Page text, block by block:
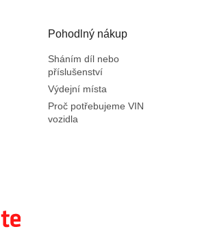
Pohodlný nákup
Sháním díl nebo
příslušenství
Výdejní místa
Proč potřebujeme VIN
vozidla